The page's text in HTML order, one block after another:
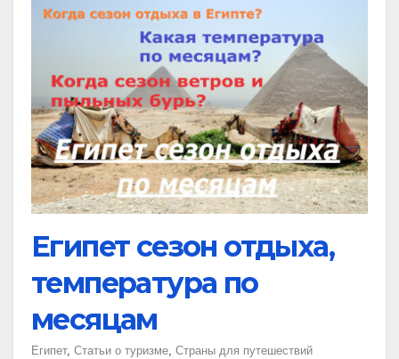
Египет сезон отдыха,
температура по
месяцам
Египет, Статьи о туризме Страны для путешествий